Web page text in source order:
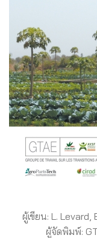
ผู้เขียน: L.
ผู้จัดพิมพ์: